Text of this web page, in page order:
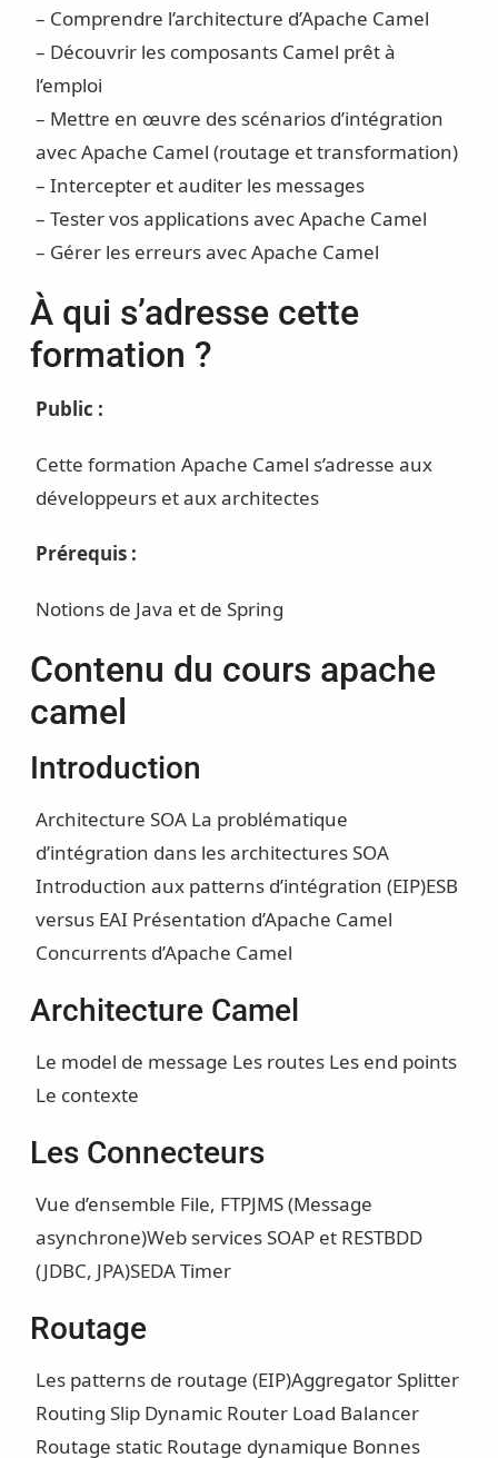
– Comprendre l’architecture d’Apache Camel
– Découvrir les composants Camel prêt à
l’emploi
– Mettre en œuvre des scénarios d’intégration
avec Apache Camel (routage et transformation)
– Intercepter et auditer les messages
– Tester vos applications avec Apache Camel
– Gérer les erreurs avec Apache Camel
À qui s’adresse cette
formation ?
Public :
Cette formation Apache Camel s’adresse aux
développeurs et aux architectes
Prérequis :
Notions de Java et de Spring
Contenu du cours apache
camel
Introduction
Architecture SOA La problématique
d’intégration dans les architectures SOA
Introduction aux patterns d’intégration (EIP)ESB
versus EAI Présentation d’Apache Camel
Concurrents d’Apache Camel
Architecture Camel
Le model de message Les routes Les end points
Le contexte
Les Connecteurs
Vue d’ensemble File, FTPJMS (Message
asynchrone)Web services SOAP et RESTBDD
(JDBC, JPA)SEDATimer
Routage
Les patterns de routage (EIP)AggregatorSplitter
Routing Slip Dynamic Router Load Balancer
Routage static Routage dynamique Bonnes